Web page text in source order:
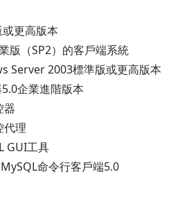
更高版本
（SP2）的客戶端系統
Server 2003標準版或更高版本
企業進階版本
器
代理
GUI工具
命令行客戶端5.0